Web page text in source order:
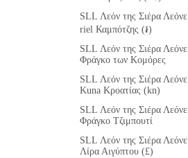
SLL Λεόν της Σιέρα Λεόνε
riel Καμπότζης (៛)
SLL Λεόν της Σιέρα Λεόνε
Φράγκο των Κομόρες
SLL Λεόν της Σιέρα Λεόνε
Kuna Κροατίας (kn)
SLL Λεόν της Σιέρα Λεόνε
Φράγκο Τζιμπουτί
SLL Λεόν της Σιέρα Λεόνε
Λίρα Αιγύπτου (£)